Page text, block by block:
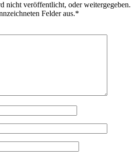
nicht veröffentlicht, oder weitergegeben.
Felder aus.*